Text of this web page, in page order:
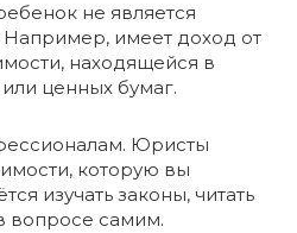
не является
имеет доход от
находящейся в
ценных бумаг.
Юристы
которую вы
изучать законы, читать
вопросе самим.